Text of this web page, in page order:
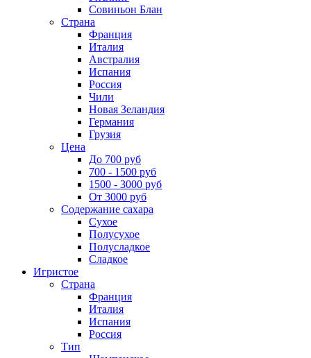
Совиньон Блан
Страна
Франция
Италия
Австралия
Испания
Россия
Чили
Новая Зеландия
Германия
Грузия
Цена
До 700 руб
700 - 1500 руб
1500 - 3000 руб
От 3000 руб
Содержание сахара
Сухое
Полусухое
Полусладкое
Сладкое
Игристое
Страна
Франция
Италия
Испания
Россия
Тип